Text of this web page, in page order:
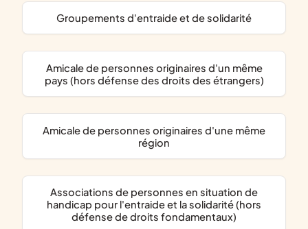
groupements d'entraide et de solidarité
amicale de personnes originaires d'un même
pays (hors défense des droits des étrangers)
amicale de personnes originaires d'une même
région
associations de personnes en situation de
handicap pour l'entraide et la solidarité (hors
défense de droits fondamentaux)